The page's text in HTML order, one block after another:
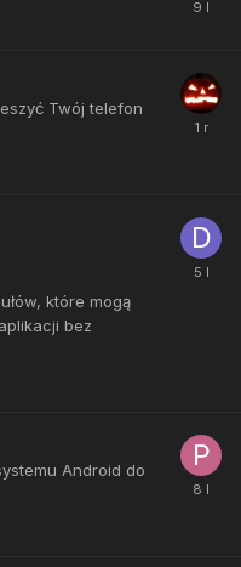
Twój telefon
które mogą
bez
Android do